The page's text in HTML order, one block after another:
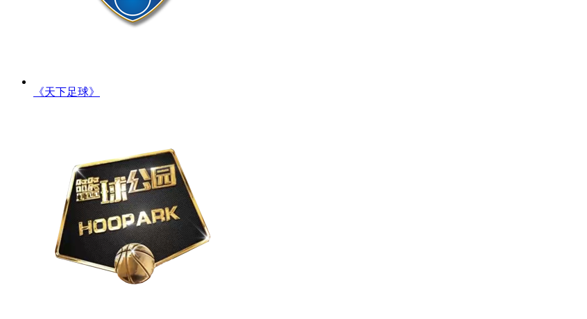
《天下足球》